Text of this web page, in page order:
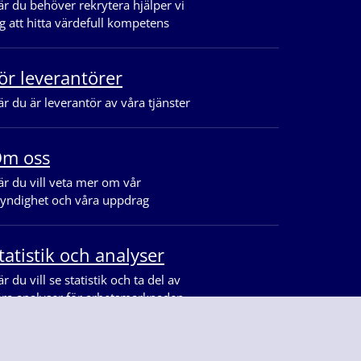
du behöver rekrytera hjälper vi
att hitta värdefull kompetens
leverantörer
du är leverantör av våra tjänster
oss
du vill veta mer om vår
och våra uppdrag
och analyser
du vill se statistik och ta del av
analyser för arbetsmarknaden